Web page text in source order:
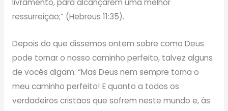
livramento, para alcançarem uma melhor
ressurreição;” (Hebreus 11:35).
Depois do que dissemos ontem sobre como Deus
pode tornar o nosso caminho perfeito, talvez alguns
de vocês digam: “Mas Deus nem sempre torna o
meu caminho perfeito! E quanto a todos os
verdadeiros cristãos que sofrem neste mundo e, às